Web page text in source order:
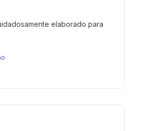
elaborado para